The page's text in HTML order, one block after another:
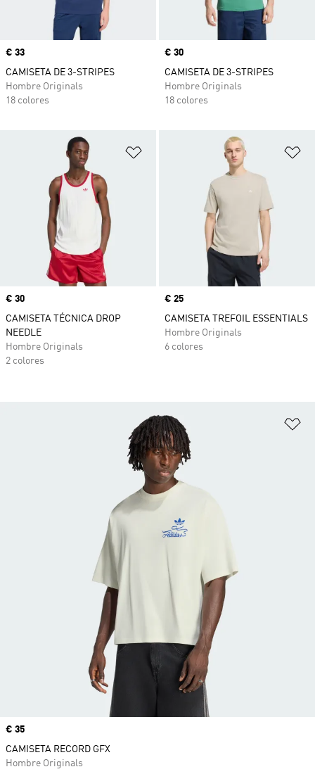
Precio
€ 33
CAMISETA DE 3-STRIPES
Hombre Originals
18 colores
Precio
€ 30
CAMISETA DE 3-STRIPES
Hombre Originals
18 colores
Añadir a la lista de deseos
Precio
€ 30
CAMISETA TÉCNICA DROP
NEEDLE
Hombre Originals
2 colores
Precio
€ 25
CAMISETA TREFOIL ESSENTIALS
Hombre Originals
6 colores
Precio
€ 35
CAMISETA RECORD GFX
Hombre Originals